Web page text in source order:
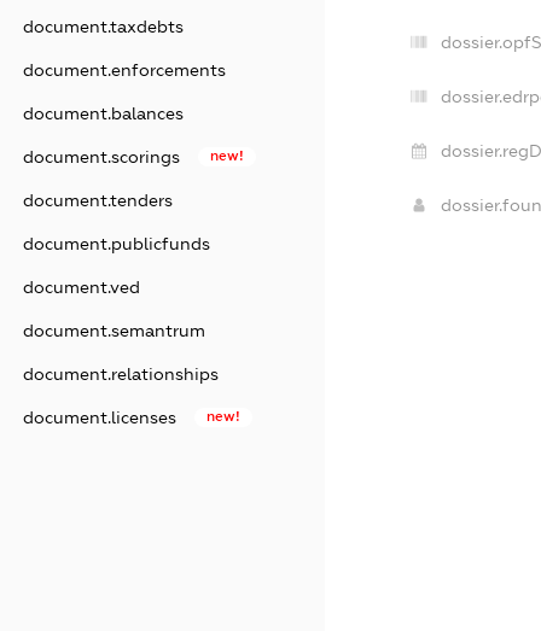
document.taxdebts
document.enforcements
document.balances
document.scorings new!
document.tenders
document.publicfunds
document.ved
document.semantrum
document.relationships
document.licenses new!